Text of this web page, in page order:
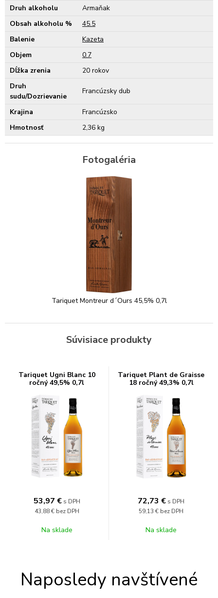
Druh alkoholu
Armaňak
Obsah alkoholu %
45.5
Balenie
Kazeta
Objem
0.7
Dĺžka zrenia
20 rokov
Druh
sudu/Dozrievanie
Francúzsky dub
Krajina
Francúzsko
Hmotnosť
2,36 kg
Fotogaléria
Tariquet Montreur d´Ours 45,5% 0,7l
Súvisiace produkty
Tariquet Ugni Blanc 10
ročný 49,5% 0,7l
53,97 € s DPH
43,88 € bez DPH
Na sklade
Tariquet Plant de Graisse
18 ročný 49,3% 0,7l
72,73 € s DPH
59,13 € bez DPH
Na sklade
Naposledy navštívené